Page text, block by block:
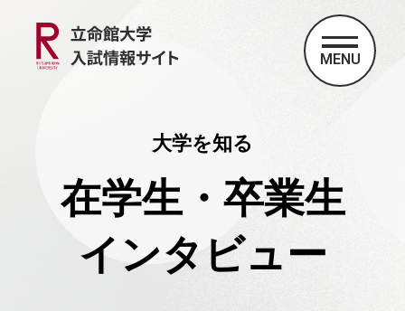
MENU
大学を知る
在学生・卒業生
インタビュー